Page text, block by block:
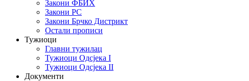
Закони ФБИХ
Закони РС
Закони Брчко Дистрикт
Остали прописи
Тужиоци
Главни тужилац
Тужиоци Oдсјекa I
Тужиоци Oдсјекa II
Документи